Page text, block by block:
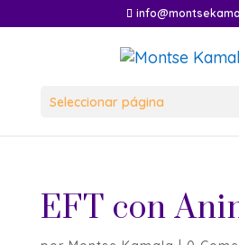
Seleccionar página
EFT con